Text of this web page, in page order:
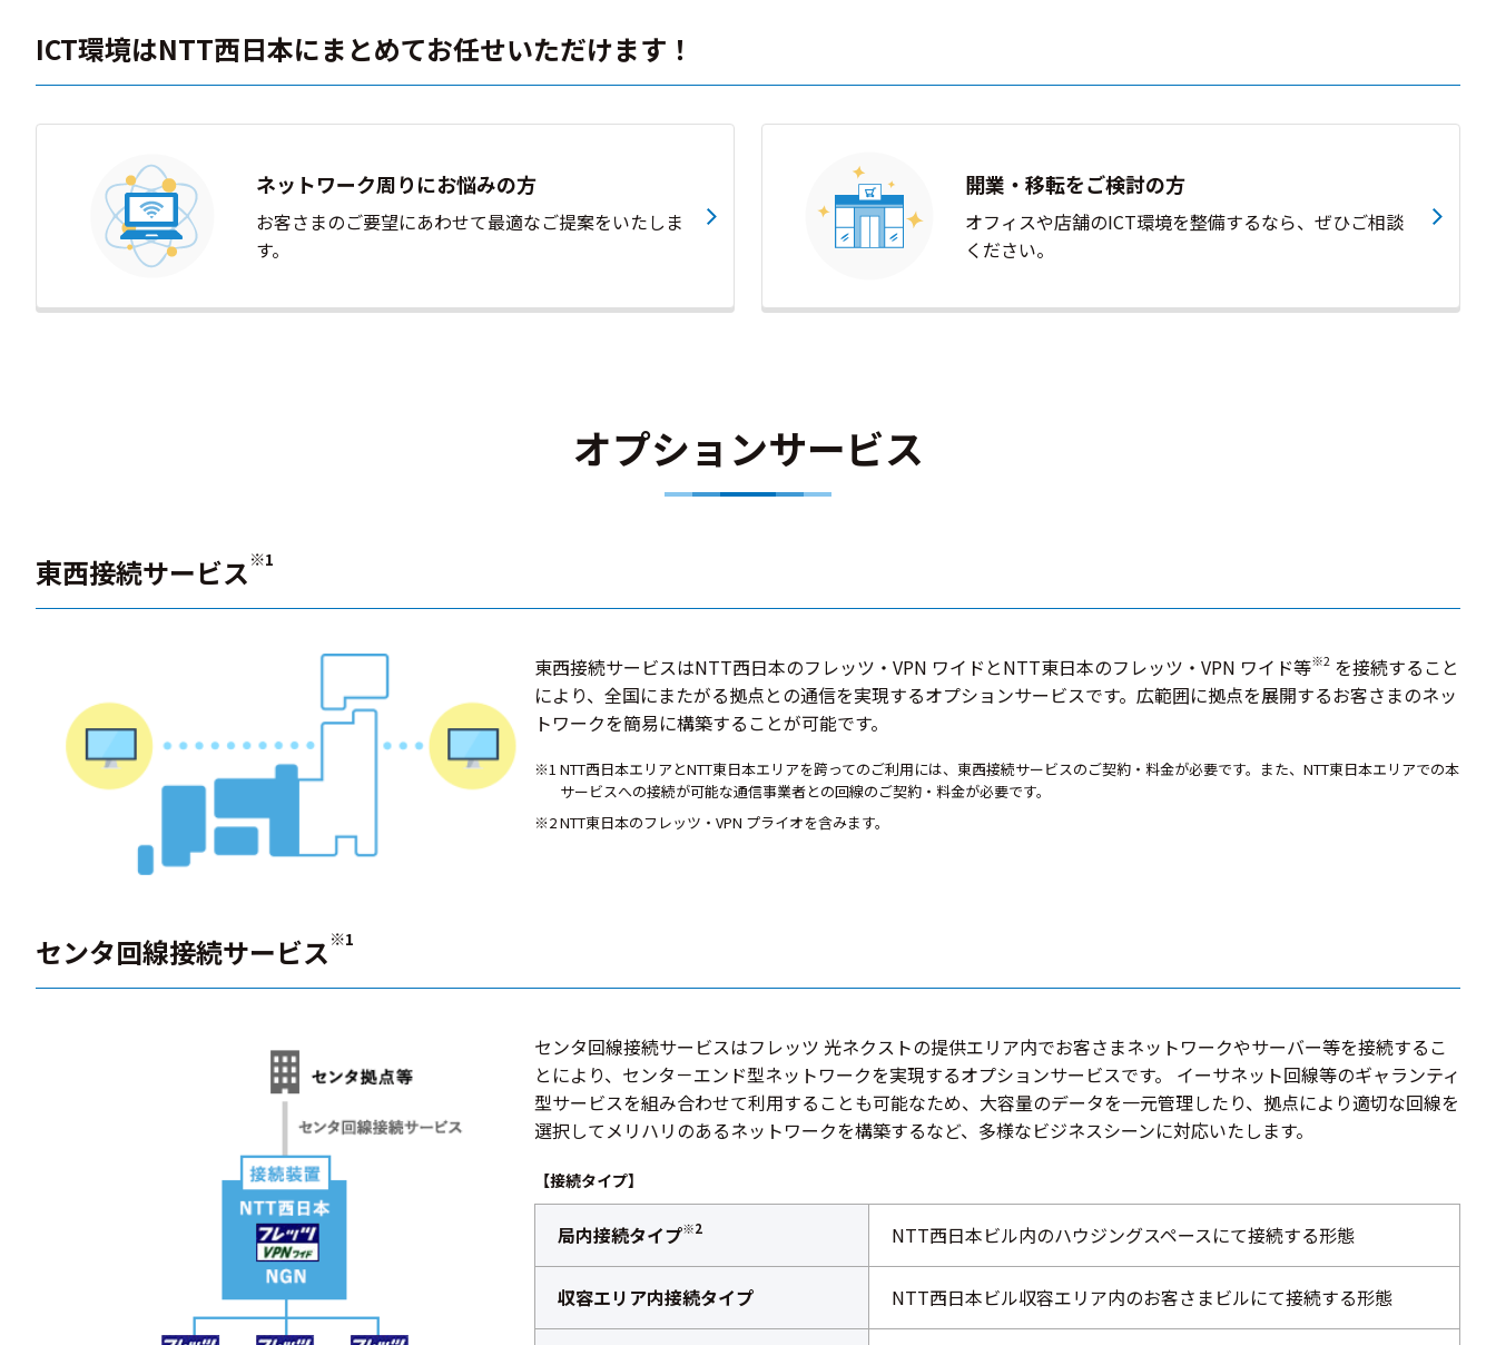
ICT環境はNTT西日本にまとめてお任せいただけます！
ネットワーク周りにお悩みの方
お客さまのご要望にあわせて最適なご提案をいたしま
す。
開業・移転をご検討の方
オフィスや店舗のICT環境を整備するなら、ぜひご相談
ください。
オプションサービス
東西接続サービス※1
東西接続サービスはNTT西日本のフレッツ・VPN ワイドとNTT東日本のフレッツ・VPN ワイド等※2 を接続すること
により、全国にまたがる拠点との通信を実現するオプションサービスです。広範囲に拠点を展開するお客さまのネッ
トワークを簡易に構築することが可能です。
※1 NTT西日本エリアとNTT東日本エリアを跨ってのご利用には、東西接続サービスのご契約・料金が必要です。また、NTT東日本エリアでの本
サービスへの接続が可能な通信事業者との回線のご契約・料金が必要です。
※2 NTT東日本のフレッツ・VPN プライオを含みます。
センタ回線接続サービス※1
センタ回線接続サービスはフレッツ 光ネクストの提供エリア内でお客さまネットワークやサーバー等を接続するこ
とにより、センタ－エンド型ネットワークを実現するオプションサービスです。 イーサネット回線等のギャランティ
型サービスを組み合わせて利用することも可能なため、大容量のデータを一元管理したり、拠点により適切な回線を
選択してメリハリのあるネットワークを構築するなど、多様なビジネスシーンに対応いたします。
【接続タイプ】
局内接続タイプ※2 NTT西日本ビル内のハウジングスペースにて接続する形態
収容エリア内接続タイプ NTT西日本ビル収容エリア内のお客さまビルにて接続する形態